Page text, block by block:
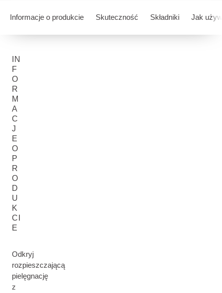
Informacje o produkcie Skuteczność Składniki Jak
IN
F
O
R
M
A
C
J
E
O
P
R
O
D
U
K
CI
E
Odkryj
rozpieszczającą
pielęgnację
z